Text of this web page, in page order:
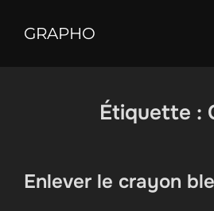
GRAPHO
Étiquette :
Enlever le crayon